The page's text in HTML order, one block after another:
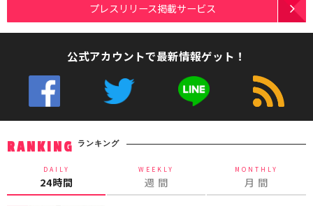
プレスリリース掲載サービス
公式アカウントで最新情報ゲット！
RANKING ランキング
DAILY
24時間
WEEKLY
週 間
MONTHLY
月 間